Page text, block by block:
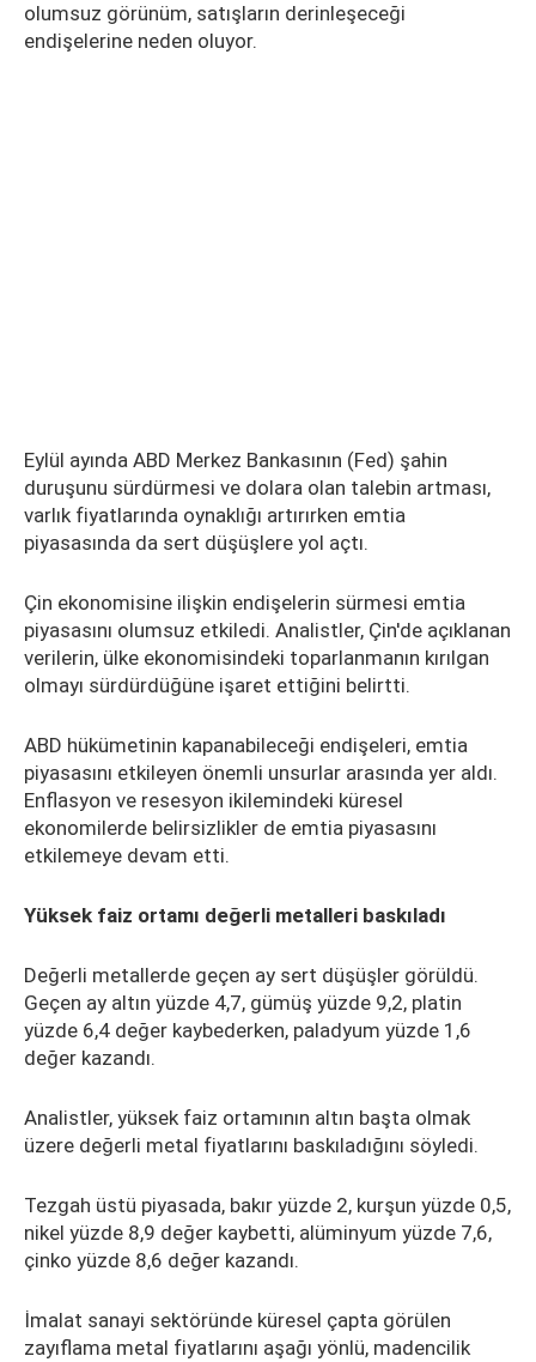
olumsuz görünüm, satışların derinleşeceği
endişelerine neden oluyor.
Eylül ayında ABD Merkez Bankasının (Fed) şahin
duruşunu sürdürmesi ve dolara olan talebin artması,
varlık fiyatlarında oynaklığı artırırken emtia
piyasasında da sert düşüşlere yol açtı.
Çin ekonomisine ilişkin endişelerin sürmesi emtia
piyasasını olumsuz etkiledi. Analistler, Çin'de açıklanan
verilerin, ülke ekonomisindeki toparlanmanın kırılgan
olmayı sürdürdüğüne işaret ettiğini belirtti.
ABD hükümetinin kapanabileceği endişeleri, emtia
piyasasını etkileyen önemli unsurlar arasında yer aldı.
Enflasyon ve resesyon ikilemindeki küresel
ekonomilerde belirsizlikler de emtia piyasasını
etkilemeye devam etti.
Yüksek faiz ortamı değerli metalleri baskıladı
Değerli metallerde geçen ay sert düşüşler görüldü.
Geçen ay altın yüzde 4,7, gümüş yüzde 9,2, platin
yüzde 6,4 değer kaybederken, paladyum yüzde 1,6
değer kazandı.
Analistler, yüksek faiz ortamının altın başta olmak
üzere değerli metal fiyatlarını baskıladığını söyledi.
Tezgah üstü piyasada, bakır yüzde 2, kurşun yüzde 0,5,
nikel yüzde 8,9 değer kaybetti, alüminyum yüzde 7,6,
çinko yüzde 8,6 değer kazandı.
İmalat sanayi sektöründe küresel çapta görülen
zayıflama metal fiyatlarını aşağı yönlü, madencilik